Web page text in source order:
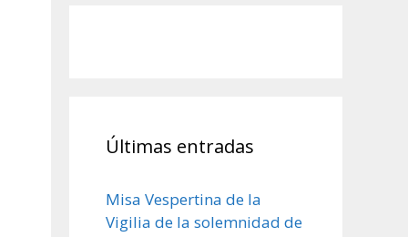
Últimas entradas
Misa Vespertina de la
Vigilia de la solemnidad de